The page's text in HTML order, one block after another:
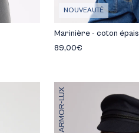
NOUVEAUTÉ
Marinière - coton épais
89,00€
ARMOR-LUX